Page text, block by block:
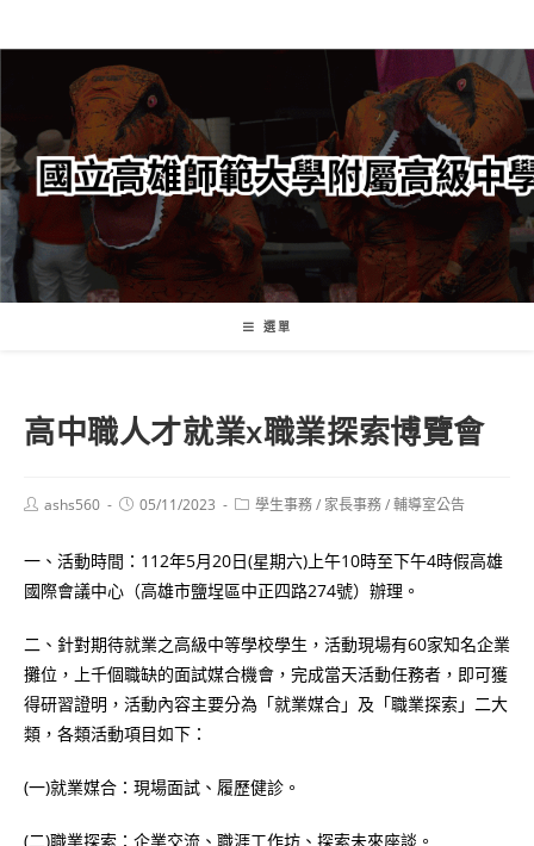
轉
要
內
容
選單
高中職人才就業x職業探索博覽會
Postashs560
Post05/11/2023
Post學生事務/ 家長事務/輔導室公告
一、活動時間：112年5月20日(星期六)上午10時至下午4時假高雄
國際會議中心（高雄市鹽埕區中正四路274號）辦理。
二、針對期待就業之高級中等學校學生，活動現場有60家知名企業
攤位，上千個職缺的面試媒合機會，完成當天活動任務者，即可獲
得研習證明，活動內容主要分為「就業媒合」及「職業探索」二大
類，各類活動項目如下：
(一)就業媒合：現場面試、履歷健診。
(二)職業探索：企業交流、職涯工作坊、探索未來座談。